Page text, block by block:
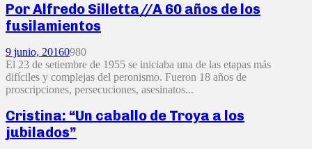
Por Alfredo Silletta//A 60 años de los
fusilamientos
9 junio, 20160980
El 23 de setiembre de 1955 se iniciaba una de las etapas más
difíciles y complejas del peronismo. Fueron 18 años de
proscripciones, persecuciones, asesinatos...
Cristina: “Un caballo de Troya a los
jubilados”